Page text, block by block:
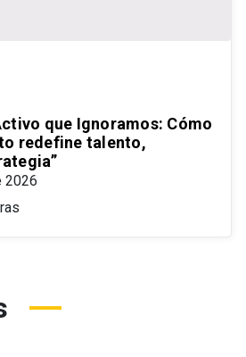
que Ignoramos: Cómo
redefine talento,
2026